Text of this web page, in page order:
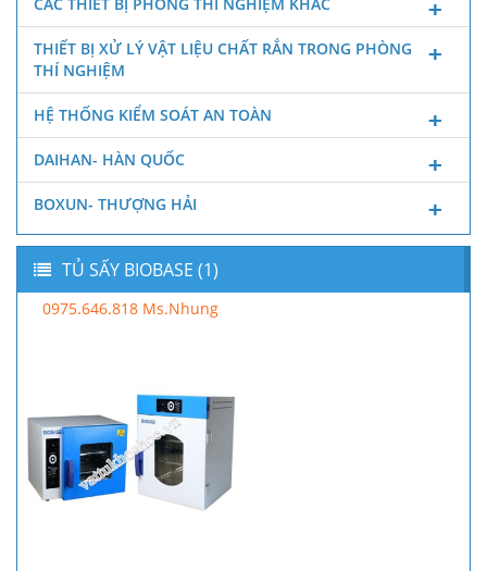
THIẾT BỊ XỬ LÝ VẬT LIỆU CHẤT RẮN TRONG PHÒNG
THÍ NGHIỆM
HỆ THỐNG KIỂM SOÁT AN TOÀN
DAIHAN- HÀN QUỐC
BOXUN- THƯỢNG HẢI
TỦ SẤY BIOBASE (1)
0975.646.818 Ms.Nhung